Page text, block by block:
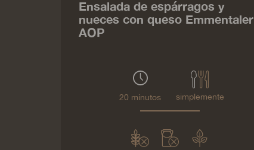
Ensalada de espárragos y
nueces con queso Emmentaler
AOP
20 minutos simplemente